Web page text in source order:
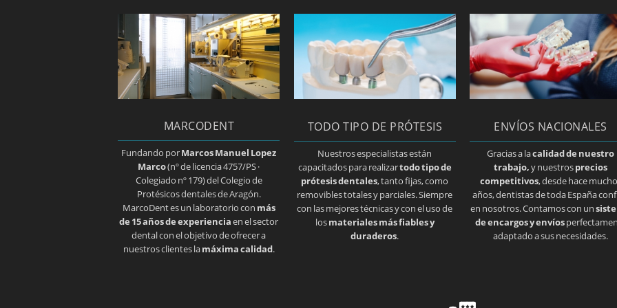
MARCODENT
Fundando porMarcos Manuel Lopez
Marco(nº de licencia 4757/PS ·
Colegiado nº 179) del Colegio de
Protésicos dentales de Aragón.
MarcoDent es un laboratorio con más
de 15 años de experienciaen el sector
dental con el objetivo de ofrecer a
nuestros clientes lamáxima calidad.
TODO TIPO DE PRÓTESIS
Nuestros especialistas están
capacitados para realizartodo tipo de
prótesis dentales, tanto fijas, como
removibles totales y parciales. Siempre
con las mejores técnicas y con el uso de
losmateriales más fiables y
duraderos.
ENVÍOS NACIONALES
Gracias a lacalidad de nuestro
trabajo,y nuestrosprecios
competitivos, desde hace
años, dentistas de toda España
en nosotros. Contamos con un
de encargos y envíos
adaptado a sus necesidades.